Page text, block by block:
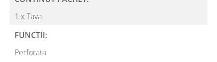
1 x Tava
FUNCTII:
Perforata